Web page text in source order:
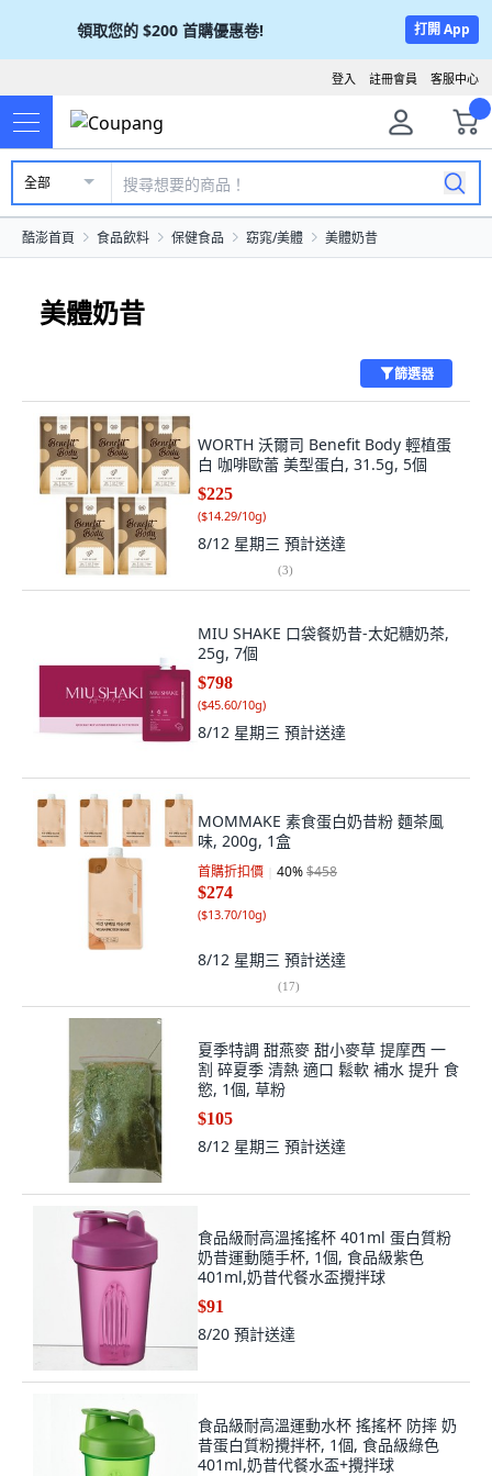
領取您的 $200 首購優惠卷! 打開 App
客服中心
註冊會員
登入
全部
酷澎首頁 食品飲料 保健食品 窈窕/美體 美體奶昔
美體奶昔
篩選器
WORTH 沃爾司 Benefit Body 輕植蛋
白 咖啡歐蕾 美型蛋白, 31.5g, 5個
$225
($14.29/10g)
8/12 星期三 預計送達
(3)
MIU SHAKE 口袋餐奶昔-太妃糖奶茶,
25g, 7個
$798
($45.60/10g)
8/12 星期三 預計送達
MOMMAKE 素食蛋白奶昔粉 麵茶風
味, 200g, 1盒
首購折扣價 40%$458
$274
($13.70/10g)
8/12 星期三 預計送達
(17)
夏季特調 甜燕麥 甜小麥草 提摩西 一
割 碎夏季 清熱 適口 鬆軟 補水 提升 食
慾, 1個, 草粉
$105
8/12 星期三 預計送達
食品級耐高溫搖搖杯 401ml 蛋白質粉
奶昔運動隨手杯, 1個, 食品級紫色
401ml,奶昔代餐水盃攪拌球
$91
8/20 預計送達
食品級耐高溫運動水杯 搖搖杯 防摔 奶
昔蛋白質粉攪拌杯, 1個, 食品級綠色
401ml,奶昔代餐水盃+攪拌球